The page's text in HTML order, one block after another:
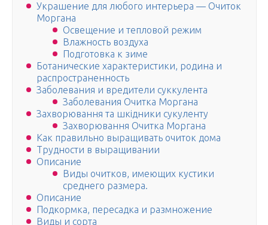
Украшение для любого интерьера — Очиток
Моргана
Освещение и тепловой режим
Влажность воздуха
Подготовка к зиме
Ботанические характеристики, родина и
распространенность
Заболевания и вредители суккулента
Заболевания Очитка Моргана
Захворювання та шкідники сукуленту
Захворювання Очитка Моргана
Как правильно выращивать очиток дома
Трудности в выращивании
Описание
Виды очитков, имеющих кустики
среднего размера.
Описание
Подкормка, пересадка и размножение
Виды и сорта